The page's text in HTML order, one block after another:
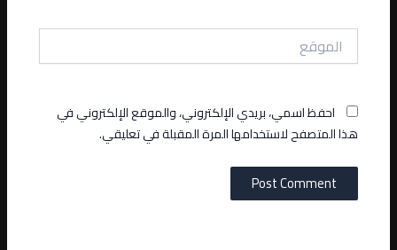
الموقع
احفظ اسمي، بريدي الإلكتروني، والموقع الإلكتروني في
هذا المتصفح لاستخدامها المرة المقبلة في تعليقي.